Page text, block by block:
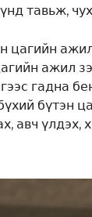
тавьж,
ажил
гадна
бүтэн
авч үлдэх,